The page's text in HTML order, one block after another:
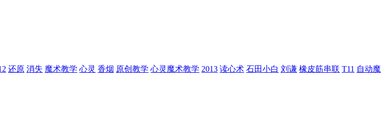
还原 消失 魔术教学 心灵 香烟 原创教学 心灵魔术教学 2013 读心术 石田小白 刘谦 橡皮筋串联 T11 自动魔